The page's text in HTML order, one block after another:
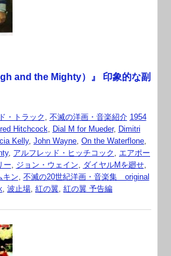
and the Mighty）』 印象的な副
・トラック 不滅の洋画・音楽紹介 1954
Hitchcock Dial M for Mueder, Dimitri
Kelly, John Wayne On the Waterflone
, アルフレッド・ヒッチコック
エアポー
ー ジョン・ウェイン ダイヤルMを廻せ,
キン 不滅の20世紀洋画・音楽集 original
波止場 紅の翼 紅の翼 予告編